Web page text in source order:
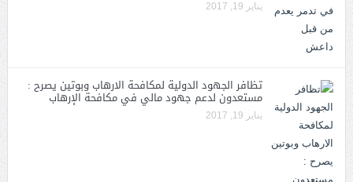
يناير 19, 2017
تظافر الجهود الدولية لمكافحة الارهاب وبوتين يصرح :
مستعدون لدعم جهود مالي في مكافحة الإرهاب
يناير 19, 2017